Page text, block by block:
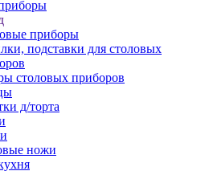
приборы
подставки для столовых
столовых приборов
д/торта
ножи